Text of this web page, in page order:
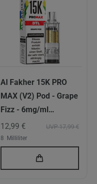
Al Fakher 15K PRO
MAX (V2) Pod - Grape
Fizz - 6mg/ml
Nikotingehalt - DTL
UVP 17,99 €
12,99 €
8 Milliliter